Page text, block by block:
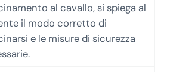
al cavallo, si spiega al
il modo corretto di
e le misure di sicurezza